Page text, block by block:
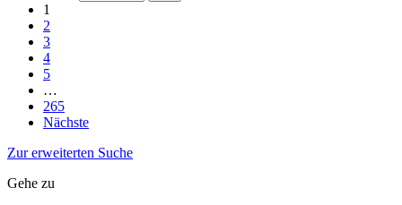
1
2
3
4
5
…
265
Nächste
Zur erweiterten Suche
Gehe zu